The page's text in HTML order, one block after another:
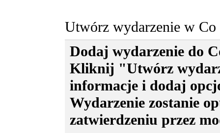
Utwórz wydarzenie w
l.witkowski@elka.pl
Dodaj wydarzenie do
Kliknij "Utwórz
informacje i dodaj
Wydarzenie zostanie
zatwierdzeniu przez